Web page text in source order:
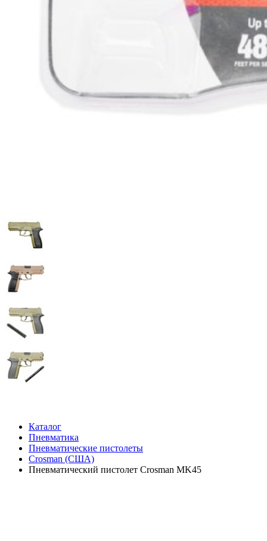
Каталог
Пневматика
Пневматические пистолеты
Crosman (США)
Пневматический пистолет Crosman MK45